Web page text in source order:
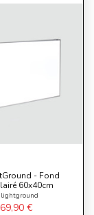
- Fond
60x40cm
lightground
€